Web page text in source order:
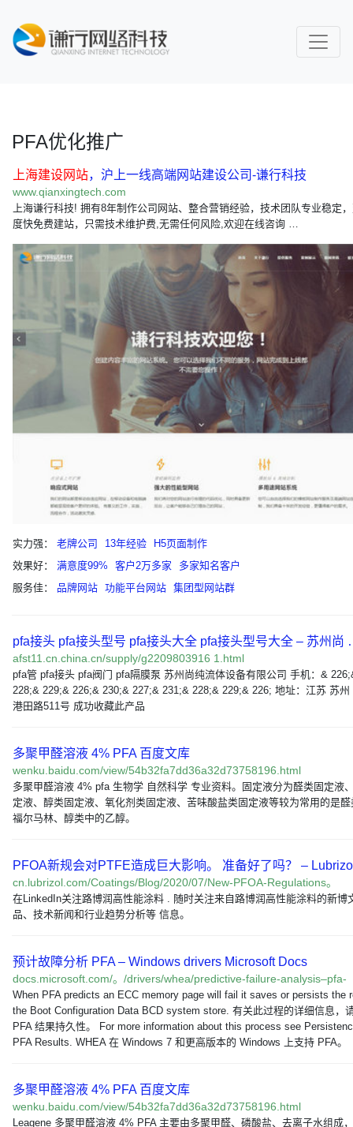
PFA优化推广
上海建设网站，沪上一线高端网站建设公司-谦行科技
www.qianxingtech.com
上海谦行科技! 拥有8年制作公司网站、整合营销经验，技术团队专业稳定
度快免费建站，只需技术维护费,无需任何风险,欢迎在线咨询 …
实力强： 老牌公司 13年经验
H5页面制作
效果好：
满意度99% 客户2万多家
多家知名客户
服务佳：
品牌网站 功能平台网站 集团型网站群
pfa接头 pfa接头型号 pfa接头大全 pfa接头型号大全 – 苏州尚
afst11.cn.china.cn/supply/g2209803916 1.html
pfa管 pfa接头 pfa阀门 pfa隔膜泵 苏州尚纯流体设备有限公司 手机：&
228;& 229;& 226;& 230;& 227;& 231;& 228;& 229;& 226; 地址：江苏 苏州
港田路511号 成功收藏此产品
多聚甲醛溶液 4% PFA 百度文库
wenku.baidu.com/view/54b32fa7dd36a32d73758196.html
多聚甲醛溶液 4% pfa 生物学 自然科学 专业资料。固定液分为醛类固定液
定液、醇类固定液、氧化剂类固定液、苦味酸盐类固定液等较为常用的是
福尔马林、醇类中的乙醇。
PFOA新规会对PTFE造成巨大影响。 准备好了吗？ –
cn.lubrizol.com/Coatings/Blog/2020/07/New-PFOA-Regulations。
在LinkedIn关注路博润高性能涂料 . 随时关注来自路博润高性能涂料的新博
品、技术新闻和行业趋势分析等 信息。
预计故障分析 PFA – Windows drivers Microsoft Docs
docs.microsoft.com/。/drivers/whea/predictive-failure-analysis–pfa-
When PFA predicts an ECC memory page will fail it saves or persists the
the Boot Configuration Data BCD system store. 有关此过程的详细信息，
PFA 结果持久性。 For more information about this process see
PFA Results. WHEA 在 Windows 7 和更高版本的 Windows 上支持 PFA。
多聚甲醛溶液 4% PFA 百度文库
wenku.baidu.com/view/54b32fa7dd36a32d73758196.html
Leagene 多聚甲醛溶液 4% PFA 主要由多聚甲醛、磷酸盐、去离子水组成